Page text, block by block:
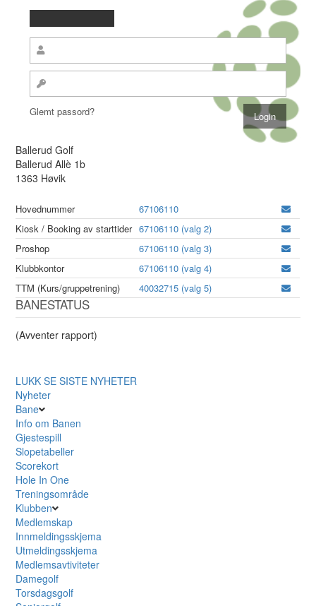
Glemt passord?
Ballerud Golf
Ballerud Allè 1b
1363 Høvik
Hovednummer
67106110
Kiosk / Booking av starttider 67106110 (valg 2)
Proshop
67106110 (valg 3)
Klubbkontor
67106110 (valg 4)
TTM (Kurs/gruppetrening)
40032715 (valg 5)
BANESTATUS
(Avventer rapport)
LUKK SE SISTE NYHETER
Nyheter
Bane
Info om Banen
Gjestespill
Slopetabeller
Scorekort
Hole In One
Treningsområde
Klubben
Medlemskap
Innmeldingsskjema
Utmeldingsskjema
Medlemsavtiviteter
Damegolf
Torsdagsgolf